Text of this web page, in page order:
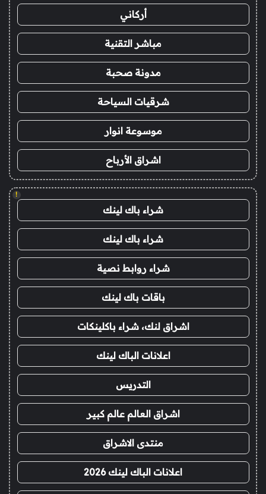
أركاني
مباشر التقنية
مدونة صحبة
شرقيات السياحة
موسوعة انوار
اشراق الأرباح
!
شراء باك لينك
شراء باك لينك
شراء روابط نصية
باقات باك لينك
اشراق لنك، شراء باكلينكات
اعلانات الباك لينك
التدريس
اشراق العالم عالم كبير
منتدى الاشراق
اعلانات الباك لينك 2026